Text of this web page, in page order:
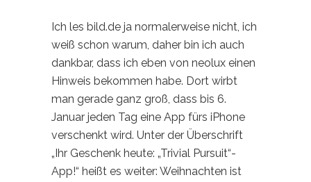
Ich les bild.de ja normalerweise nicht, ich
weiß schon warum, daher bin ich auch
dankbar, dass ich eben von neolux einen
Hinweis bekommen habe. Dort wirbt
man gerade ganz groß, dass bis 6.
Januar jeden Tag eine App fürs iPhone
verschenkt wird. Unter der Überschrift
„Ihr Geschenk heute: „Trivial Pursuit“-
App!“ heißt es weiter: Weihnachten ist